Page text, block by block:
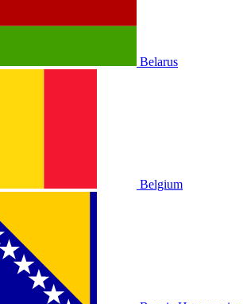
Belarus
Belgium